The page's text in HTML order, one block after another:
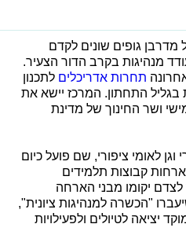
גופים שונים לקדם
מנהיגות בקרב הדור הצעיר.
תחרות אדריכלים לתכנון
בגליל התחתון. המרכז יישא את
ושר החינוך של מדינת
לאומי ציפורי, שם פועל כיום
קבוצות תלמידים
לצדם יקומו מבני הארחה
"הכשרה למנהיגות ציונית",
יציאה לטיולים ולפעילויות